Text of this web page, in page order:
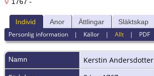
Individ Anor Ättlingar Släktskap
Personlig information | Källor |Allt | PDF
Namn Kerstin Andersdotter